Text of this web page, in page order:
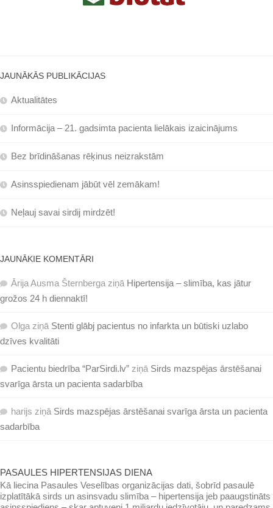
JAUNĀKĀS PUBLIKĀCIJAS
Aktualitātes
Informācija – 21. gadsimta pacienta lielākais izaicinājums
Bez brīdināšanas rēķinus neizrakstām
Asinsspiedienam jābūt vēl zemākam!
Neļauj savai sirdij mirdzēt!
JAUNĀKIE KOMENTĀRI
Ārija Ausma Šternberga ziņā Hipertensija – slimība, kas jātur
grožos 24 h diennaktī!
Olga ziņā Stenti glābj pacientus no infarkta un būtiski uzlabo
dzīves kvalitāti
Pacientu biedrība “ParSirdi.lv” ziņā Sirds mazspējas ārstēšanai
svarīga ārsta un pacienta sadarbība
harijs ziņā Sirds mazspējas ārstēšanai svarīga ārsta un pacienta
sadarbība
PASAULES HIPERTENSIJAS DIENA
Kā liecina Pasaules Veselības organizācijas dati, šobrīd pasaulē
izplatītākā sirds un asinsvadu slimība – hipertensija jeb paaugstināts